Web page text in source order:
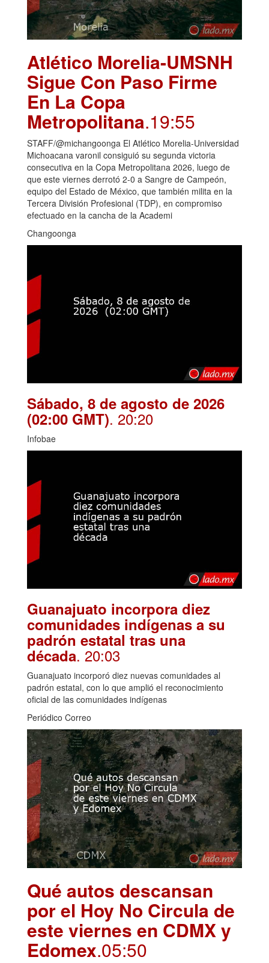
Atlético Morelia-UMSNH
Sigue Con Paso Firme
En La Copa
Metropolitana.19:55
STAFF/@michangoonga El Atlético Morelia-Universidad
Michoacana varonil consiguió su segunda victoria
consecutiva en la Copa Metropolitana 2026, luego de
que este viernes derrotó 2-0 a Sangre de Campeón,
equipo del Estado de México, que también milita en la
Tercera División Profesional (TDP), en compromiso
efectuado en la cancha de la Academi
Changoonga
Sábado, 8 de agosto de 2026
(02:00 GMT). 20:20
Infobae
Guanajuato incorpora diez
comunidades indígenas a su
padrón estatal tras una
década. 20:03
Guanajuato incorporó diez nuevas comunidades al
padrón estatal, con lo que amplió el reconocimiento
oficial de las comunidades indígenas
Periódico Correo
Qué autos descansan
por el Hoy No Circula de
este viernes en CDMX y
Edomex.05:50